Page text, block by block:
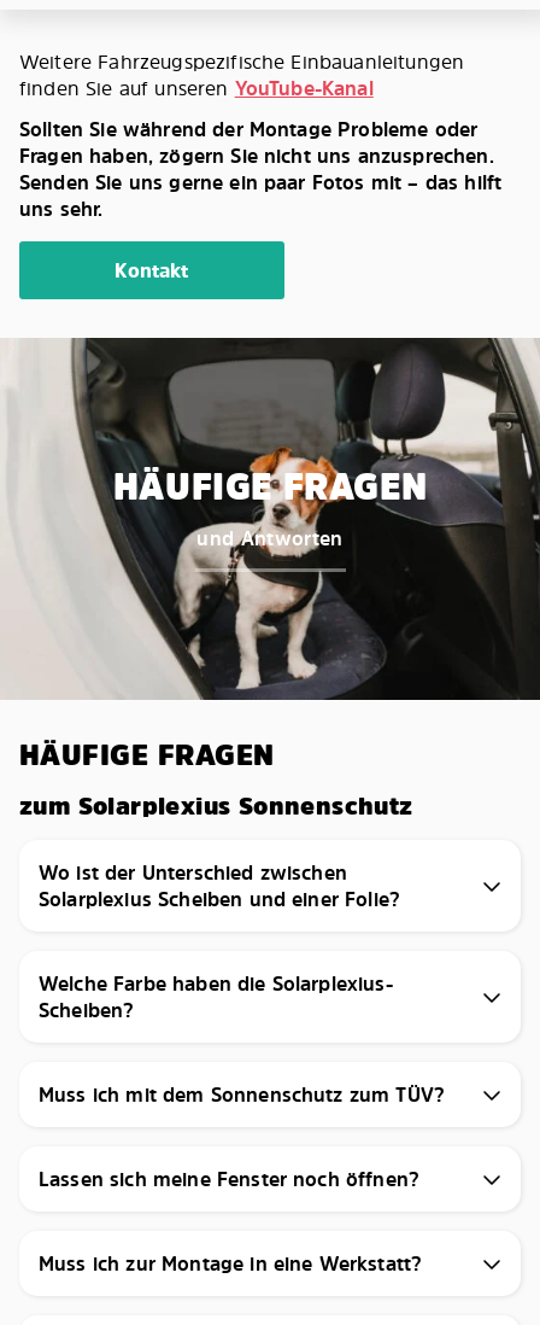
Weitere Fahrzeugspezifische Einbauanleitungen
finden Sie auf unseren YouTube-Kanal
Sollten Sie während der Montage Probleme oder
Fragen haben, zögern Sie nicht uns anzusprechen.
Senden Sie uns gerne ein paar Fotos mit – das hilft
uns sehr.
Kontakt
HÄUFIGE FRAGEN
und Antworten
HÄUFIGE FRAGEN
zum Solarplexius Sonnenschutz
Wo ist der Unterschied zwischen
Solarplexius Scheiben und einer Folie?
Welche Farbe haben die Solarplexius-
Scheiben?
Muss ich mit dem Sonnenschutz zum TÜV?
Lassen sich meine Fenster noch öffnen?
Muss ich zur Montage in eine Werkstatt?